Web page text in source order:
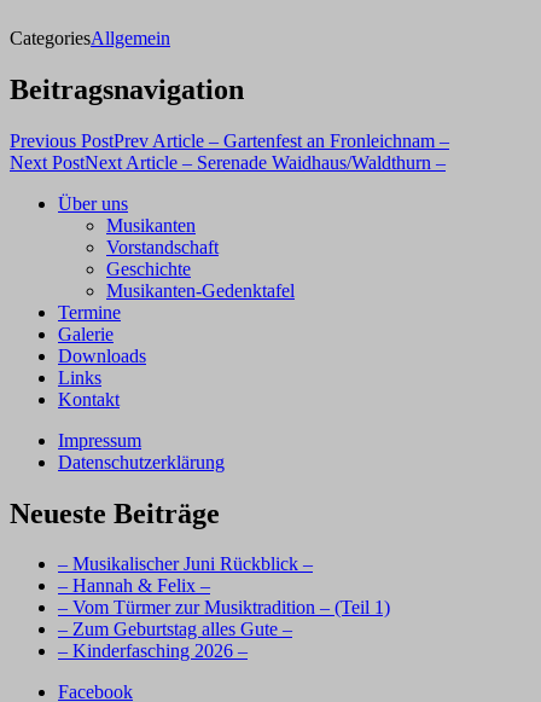
CategoriesAllgemein
Beitragsnavigation
Previous PostPrev Article – Gartenfest an Fronleichnam –
Next PostNext Article – Serenade Waidhaus/Waldthurn –
Über uns
Musikanten
Vorstandschaft
Geschichte
Musikanten-Gedenktafel
Termine
Galerie
Downloads
Links
Kontakt
Impressum
Datenschutzerklärung
Neueste Beiträge
– Musikalischer Juni Rückblick –
– Hannah & Felix –
– Vom Türmer zur Musiktradition – (Teil 1)
– Zum Geburtstag alles Gute –
– Kinderfasching 2026 –
Facebook